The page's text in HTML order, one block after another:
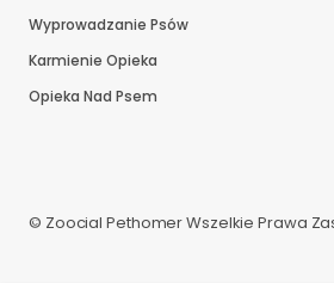
Wyprowadzanie Psów
Karmienie Opieka
Opieka Nad Psem
© Zoocial Pethomer Wszelkie Prawa